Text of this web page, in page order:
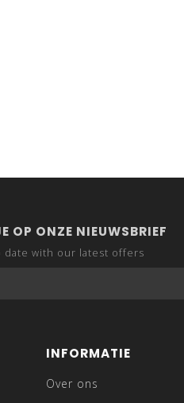
OP ONZE NIEUWSBRIEF
date with our latest offers
INFORMATIE
Over ons